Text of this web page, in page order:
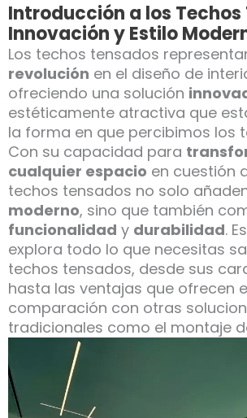
Introducción a los Techos
Innovación y Estilo
Los techos tensados
revolución en el diseño de
ofreciendo una solución
estéticamente atractiva que
la forma en que percibimos los
Con su capacidad para
cualquier espacio en cuestión
techos tensados no solo
moderno, sino que también
funcionalidad y durabilidad.
explora todo lo que necesitas
techos tensados, desde sus
hasta las ventajas que ofrecen
comparación con otras
tradicionales como el montaje